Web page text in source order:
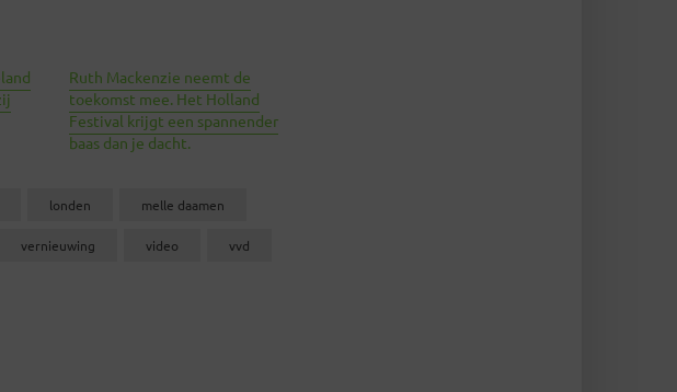
Ruth Mackenzie neemt de
toekomst mee. Het Holland
Festival krijgt een spannender
baas dan je dacht.
londen melle daamen
vernieuwing video vvd